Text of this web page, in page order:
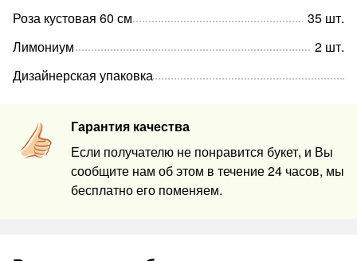
Гарантия качества
Если получателю не понравится букет, и Вы
сообщите нам об этом в течение 24 часов, мы
бесплатно его поменяем.
Роза кустовая 60 см 35 шт.
Лимониум
2 шт.
Дизайнерская упаковка